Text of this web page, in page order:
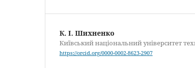
К. І. Шихненко
Київський національний університет
https://orcid.org/0000-0002-8623-2907